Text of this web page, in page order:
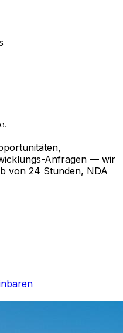
Anfragen — wir
von 24 Stunden, NDA